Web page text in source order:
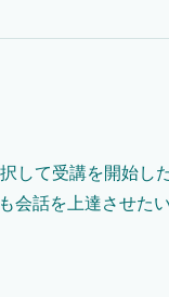
して受講を開始し
会話を上達させた